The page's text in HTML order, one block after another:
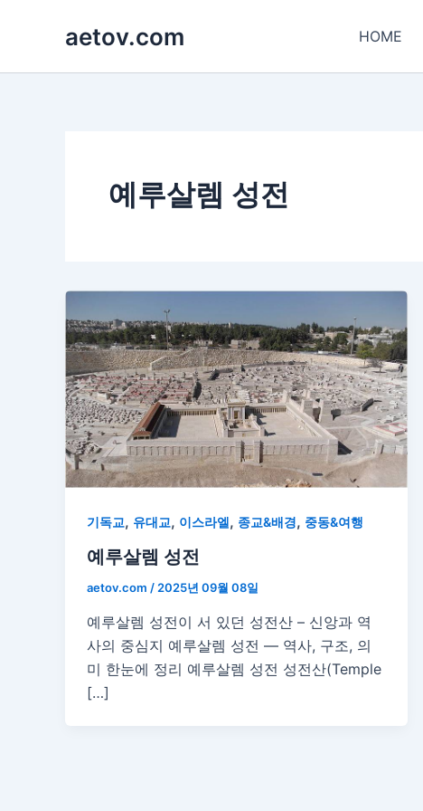
aetov.com HOME
예루살렘 성전
기독교, 유대교, 이스라엘, 종교&배경, 중동&여행
예루살렘 성전
aetov.com / 2025년 09월 08일
예루살렘 성전이 서 있던 성전산 – 신앙과 역
사의 중심지 예루살렘 성전 — 역사, 구조, 의
미 한눈에 정리 예루살렘 성전 성전산(Temple
[…]